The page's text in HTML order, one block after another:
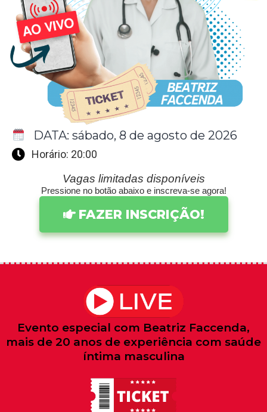
DATA: sábado, 8 de agosto de 2026
Horário: 20:00
Vagas limitadas disponíveis
Pressione no botão abaixo e inscreva-se agora!
FAZER INSCRIÇÃO!
Evento especial com Beatriz Faccenda,
mais de 20 anos de experiência com saúde
íntima masculina